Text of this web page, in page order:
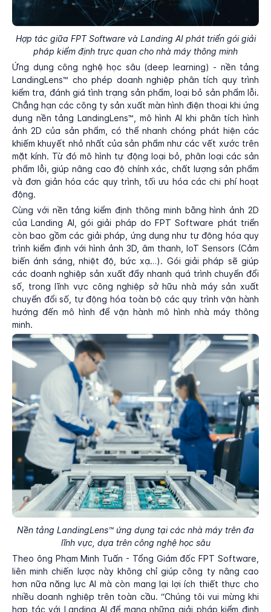
Hợp tác giữa FPT Software và Landing AI phát triển gói giải
pháp kiểm định trực quan cho nhà máy thông minh
Ứng dụng công nghệ học sâu (deep learning) - nền tảng
LandingLens™ cho phép doanh nghiệp phân tích quy trình
kiểm tra, đánh giá tình trạng sản phẩm, loại bỏ sản phẩm lỗi.
Chẳng hạn các công ty sản xuất màn hình điện thoại khi ứng
dụng nền tảng LandingLens™, mô hình AI khi phân tích hình
ảnh 2D của sản phẩm, có thể nhanh chóng phát hiện các
khiếm khuyết nhỏ nhất của sản phẩm như các vết xước trên
mặt kính. Từ đó mô hình tự động loại bỏ, phân loại các sản
phẩm lỗi, giúp nâng cao độ chính xác, chất lượng sản phẩm
và đơn giản hóa các quy trình, tối ưu hóa các chi phí hoạt
động.
Cùng với nền tảng kiểm định thông minh bằng hình ảnh 2D
của Landing AI, gói giải pháp do FPT Software phát triển
còn bao gồm các giải pháp, ứng dụng như tự động hóa quy
trình kiểm định với hình ảnh 3D, âm thanh, IoT Sensors (Cảm
biến ánh sáng, nhiệt độ, bức xạ…). Gói giải pháp sẽ giúp
các doanh nghiệp sản xuất đẩy nhanh quá trình chuyển đổi
số, trong lĩnh vực công nghiệp sở hữu nhà máy sản xuất
chuyển đổi số, tự động hóa toàn bộ các quy trình vận hành
hướng đến mô hình để vận hành mô hình nhà máy thông
minh.
Nền tảng LandingLens™ ứng dụng tại các nhà máy trên đa
lĩnh vực, dựa trên công nghệ học sâu
Theo ông Phạm Minh Tuấn - Tổng Giám đốc FPT Software,
liên minh chiến lược này không chỉ giúp công ty nâng cao
hơn nữa năng lực AI mà còn mang lại lợi ích thiết thực cho
nhiều doanh nghiệp trên toàn cầu. “Chúng tôi vui mừng khi
hợp tác với Landing AI để mang những giải pháp kiểm định